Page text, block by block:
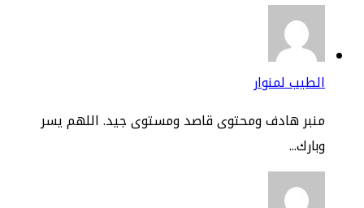
لمنوار
هادف ومحتوى قاصد ومستوى جيد. اللهم يسر